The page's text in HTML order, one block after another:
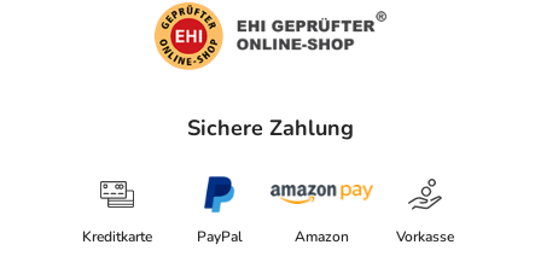
- Kinder und Jugendliche unter 18 Jahren: Das
Arzneimittel darf nicht angewendet werden.
- Schwangerschaft: Wenden Sie sich an Ihren Arzt. Es
spielen verschiedene Überlegungen eine Rolle, ob und
wie das Arzneimittel in der Schwangerschaft angewendet
werden kann.
Sichere Zahlung
Kreditkarte PayPal Amazon Vorkasse